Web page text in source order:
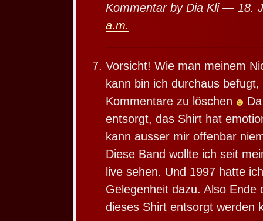
Kommentar by Dia Kli — 18.
a.m.
Vorsicht! Wie man meinem
kann bin ich durchaus befugt,
Kommentare zu löschen
entsorgt, das Shirt hat
kann ausser mir offenbar
Diese Band wollte ich seit
live sehen. Und 1997 hatte
Gelegenheit dazu. Also Ende
dieses Shirt entsorgt werden